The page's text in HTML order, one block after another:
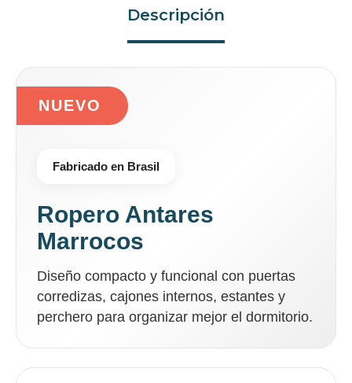
Descripción
NUEVO
Fabricado en Brasil
Ropero Antares
Marrocos
Diseño compacto y funcional con puertas
corredizas, cajones internos, estantes y
perchero para organizar mejor el dormitorio.